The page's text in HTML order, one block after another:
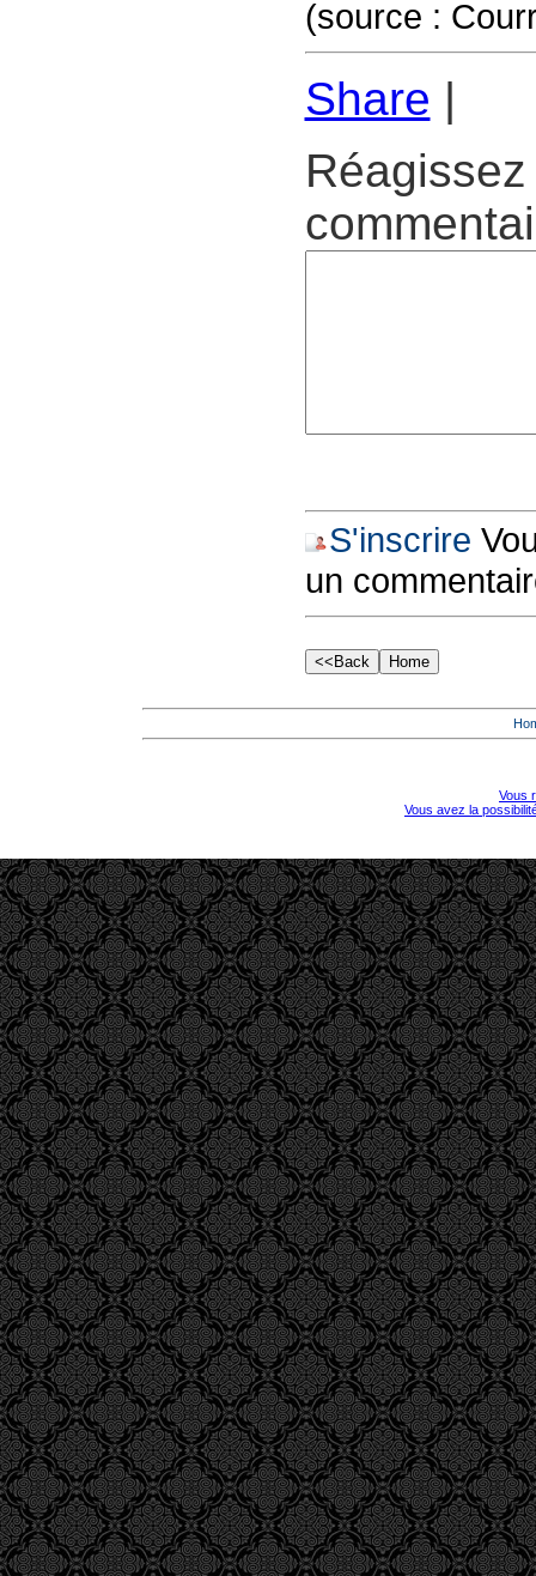
(source :
Share |
S'inscrire
un
Vous
Vous avez la